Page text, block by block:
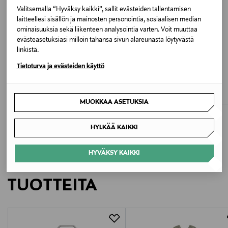
Valitsemalla “Hyväksy kaikki”, sallit evästeiden tallentamisen
laitteellesi sisällön ja mainosten personointia, sosiaalisen median
ominaisuuksia sekä liikenteen analysointia varten. Voit muuttaa
evästeasetuksiasi milloin tahansa sivun alareunasta löytyvästä
linkistä.
Tietoturva ja evästeiden käyttö
MUOKKAA ASETUKSIA
HYLKÄÄ KAIKKI
HYVÄKSY KAIKKI
Portugali
Valmistajan tuotenumero
104245
Valmistaja
Valmistajan osoite
Malene Birger, Kongens Gade 77,1264 Copenhagen K,
customercare@bymalenebirger.com
By Malene Birger, mekko, puuvillamekko, hihaton
ALE –42%
Discounted Price
167,40 € Original Price
290,00 €
Discounted Price
70,80 € Original Price
120,00 €
LISÄÄ KIINNOSTAVIA
TUOTTEITA